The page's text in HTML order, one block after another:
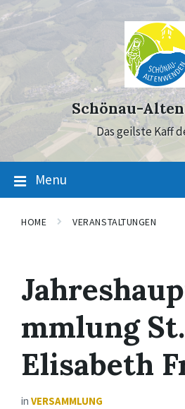
to
content
to
main
navigation
to
footer
Schönau-
Das geilste Kaff
Menu
HOME VERANSTALTUNGEN
mmlung St.
Elisabeth
in VERSAMMLUNG